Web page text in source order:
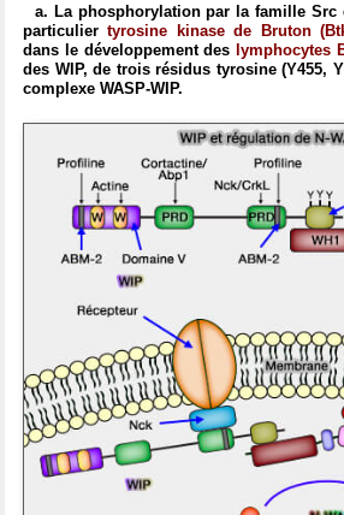
a. La phosphorylation par la famille
particulier tyrosine kinase de Bruton
dans le développement deslymphocytes
des WIP, de trois résidus tyrosine (Y455,
complexe WASP-WIP.